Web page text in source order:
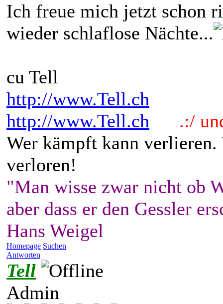
Ich freue mich jetzt schon
wieder schlaflose Nächte...
cu Tell
http://www.Tell.ch
http://www.Tell.ch
.:/
Wer kämpft kann
verloren!
"Man wisse zwar nicht ob
aber dass er den Gessler
Hans Weigel
Homepage Suchen
Antworten
Tell
Admin